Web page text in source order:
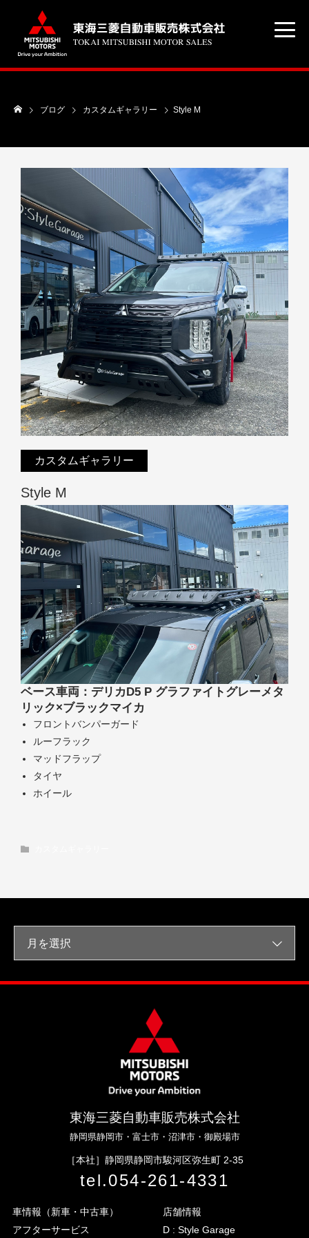
ブログ カスタムギャラリー Style M
カスタムギャラリー
Style M
ベース車両：デリカD5 P グラファイトグレーメタ
リック×ブラックマイカ
フロントバンパーガード
ルーフラック
マッドフラップ
タイヤ
ホイール
月を選択
東海三菱自動車販売株式会社
静岡県静岡市・富士市・沼津市・御殿場市
［本社］ 静岡県静岡市駿河区弥生町 2-35
tel.054-261-4331
車情報（新車・中古車）
店舗情報
アフターサービス
D : Style Garage